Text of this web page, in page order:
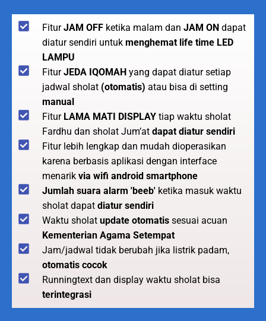
FiturJAM OFF ketika malam dan JAM ON dapat
diatur sendiri untuk menghemat life time LED
LAMPU
FiturJEDA IQOMAH yang dapat diatur setiap
jadwal sholat (otomatis) atau bisa di setting
manual
Fitur LAMA MATI DISPLAY tiap waktu sholat
Fardhu dan sholat Jum’at dapat diatur sendiri
Fitur lebih lengkap dan mudah dioperasikan
karena berbasis aplikasi dengan interface
menarik via wifi android smartphone
Jumlah suara alarm 'beeb' ketika masuk waktu
sholat dapat diatur sendiri
Waktu sholat update otomatis sesuai acuan
Kementerian Agama Setempat
Jam/jadwal tidak berubah jika listrik padam,
otomatis cocok
Runningtext dan display waktu sholat bisa
terintegrasi